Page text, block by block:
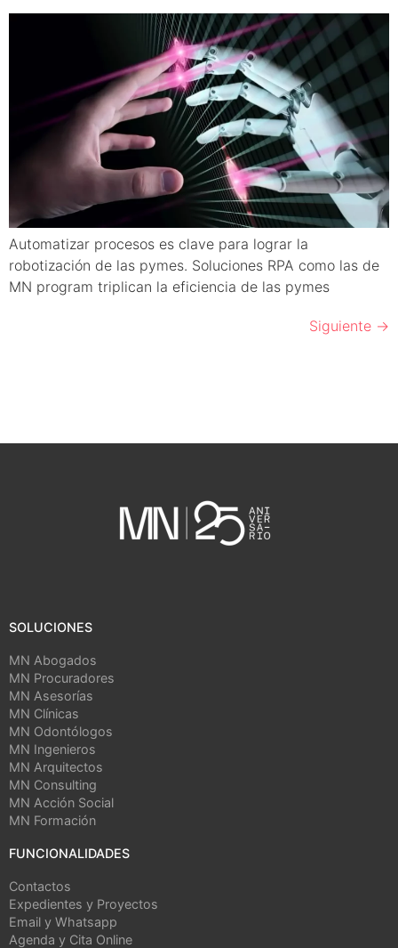
Automatizar procesos es clave para lograr la
robotización de las pymes. Soluciones RPA como las de
MN program triplican la eficiencia de las pymes
Siguiente →
SOLUCIONES
MN Abogados
MN Procuradores
MN Asesorías
MN Clínicas
MN Odontólogos
MN Ingenieros
MN Arquitectos
MN Consulting
MN Acción Social
MN Formación
FUNCIONALIDADES
Contactos
Expedientes y Proyectos
Email y Whatsapp
Agenda y Cita Online